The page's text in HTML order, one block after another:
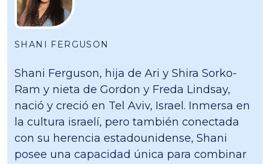
SHANI FERGUSON
Shani Ferguson, hija de Ari y Shira Sorko-
Ram y nieta de Gordon y Freda Lindsay,
nació y creció en Tel Aviv, Israel. Inmersa en
la cultura israelí, pero también conectada
con su herencia estadounidense, Shani
posee una capacidad única para combinar